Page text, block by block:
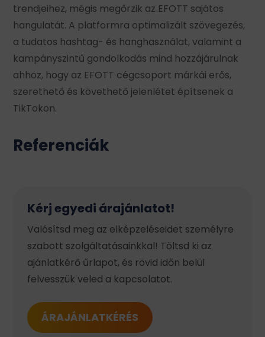
Kérj egyedi árajánlatot!
Valósítsd meg az elképzeléseidet személyre
szabott szolgáltatásainkkal! Töltsd ki az
ajánlatkérő űrlapot, és rövid időn belül
felvesszük veled a kapcsolatot.
ÁRAJÁNLATKÉRÉS
trendjeihez, mégis megőrzik az EFOTT sajátos
hangulatát. A platformra optimalizált szövegezés,
a tudatos hashtag- és hanghasználat, valamint a
kampányszintű gondolkodás mind hozzájárulnak
ahhoz, hogy az EFOTT cégcsoport márkái erős,
szerethető és követhető jelenlétet építsenek a
TikTokon.
Referenciák